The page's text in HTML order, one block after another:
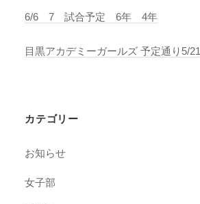
6/6 7 試合予定 6年 4年
目黒アカデミーガールズ 予定通り5/21
カテゴリー
お知らせ
女子部